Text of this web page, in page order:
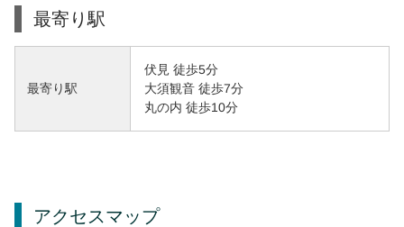
最寄り駅
最寄り駅
伏見 徒歩5分
大須観音 徒歩7分
丸の内 徒歩10分
アクセスマップ